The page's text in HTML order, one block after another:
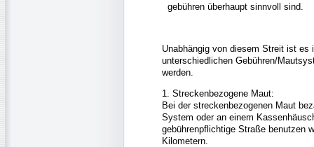
gebühren überhaupt sinnvoll sind.
Unabhängig von diesem Streit ist
unterschiedlichen Gebühren/
werden.
1. Streckenbezogene Maut:
Bei der streckenbezogenen Maut
System oder an einem
gebührenpflichtige Straße benutzen
Kilometern.